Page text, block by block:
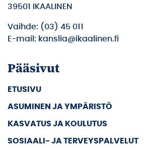
39501 IKAALINEN
Vaihde: (03) 45 011
E-mail: kanslia@ikaalinen.fi
Pääsivut
ETUSIVU
ASUMINEN JA YMPÄRISTÖ
KASVATUS JA KOULUTUS
SOSIAALI- JA TERVEYSPALVELUT